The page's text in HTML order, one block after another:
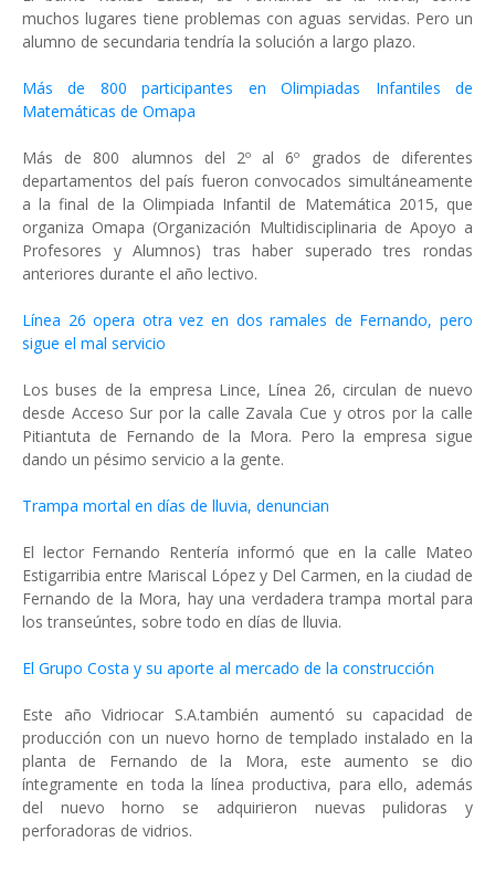
muchos lugares tiene problemas con aguas servidas. Pero un
alumno de secundaria tendría la solución a largo plazo.
Más de 800 participantes en Olimpiadas Infantiles de
Matemáticas de Omapa
Más de 800 alumnos del 2º al 6º grados de diferentes
departamentos del país fueron convocados simultáneamente
a la final de la Olimpiada Infantil de Matemática 2015, que
organiza Omapa (Organización Multidisciplinaria de Apoyo a
Profesores y Alumnos) tras haber superado tres rondas
anteriores durante el año lectivo.
Línea 26 opera otra vez en dos ramales de Fernando, pero
sigue el mal servicio
Los buses de la empresa Lince, Línea 26, circulan de nuevo
desde Acceso Sur por la calle Zavala Cue y otros por la calle
Pitiantuta de Fernando de la Mora. Pero la empresa sigue
dando un pésimo servicio a la gente.
Trampa mortal en días de lluvia, denuncian
El lector Fernando Rentería informó que en la calle Mateo
Estigarribia entre Mariscal López y Del Carmen, en la ciudad de
Fernando de la Mora, hay una verdadera trampa mortal para
los transeúntes, sobre todo en días de lluvia.
El Grupo Costa y su aporte al mercado de la construcción
Este año Vidriocar S.A.también aumentó su capacidad de
producción con un nuevo horno de templado instalado en la
planta de Fernando de la Mora, este aumento se dio
íntegramente en toda la línea productiva, para ello, además
del nuevo horno se adquirieron nuevas pulidoras y
perforadoras de vidrios.